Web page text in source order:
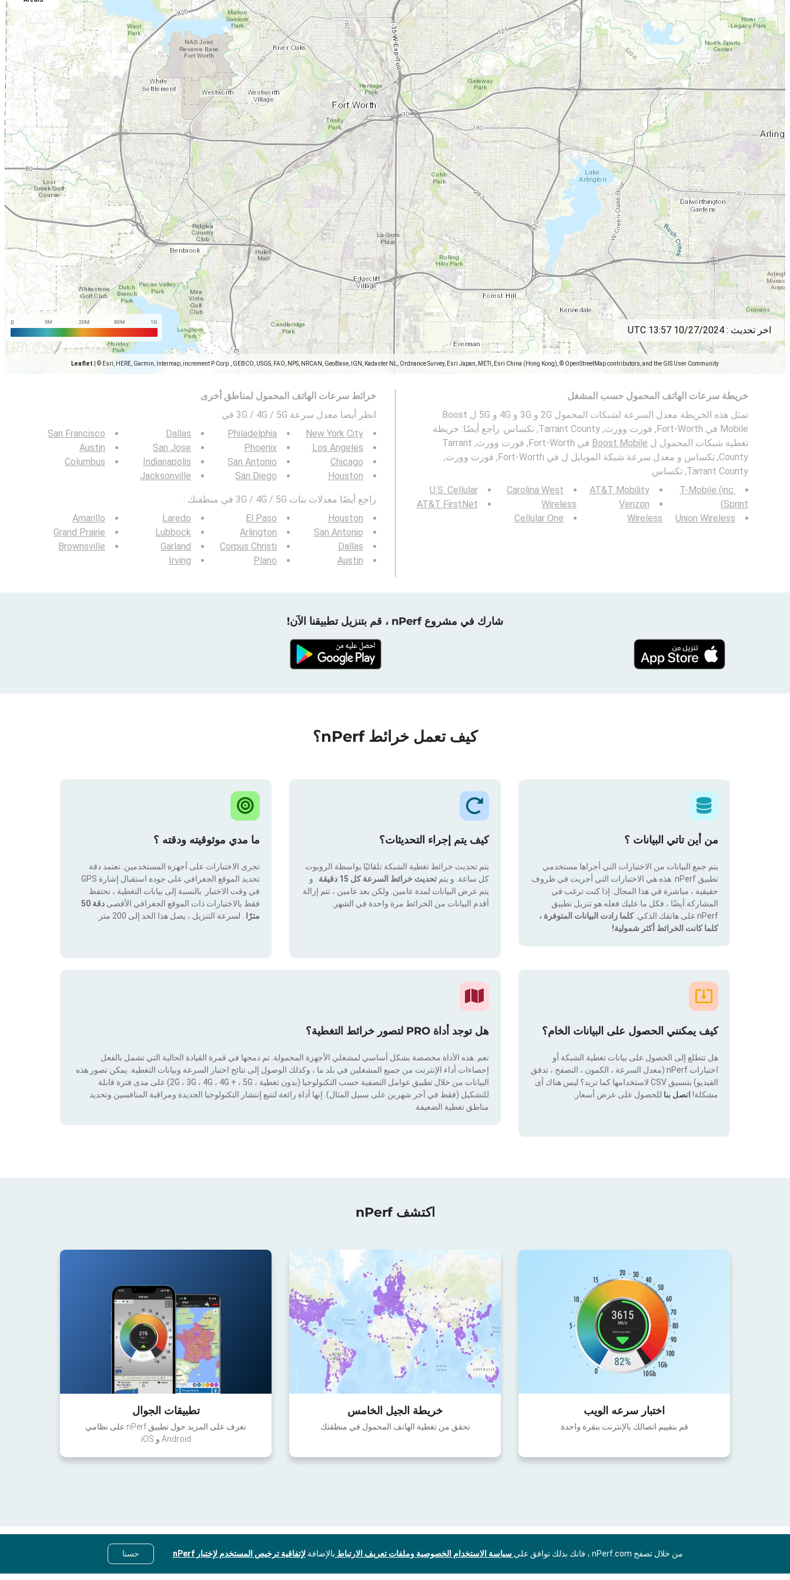
Leaflet © Esri, HERE, Garmin, Intermap, increment P Corp., GEBCO, USGS, FAO, NPS, NRCAN, GeoBase, IGN, Kadaster NL, Ordnance Survey, Esri Japan, METI, Esri China (Hong Kong), © OpenStreetMap contributors, and the GIS User Community
اخر تحديث : 10/27/2024 13:57 UTC
خريطة سرعات الهاتف المحمول حسب المشغل
تمثل هذه الخريطة معدل السرعة لشبكات المحمول 2G و 3G و 4G و 5G ل Boost
Mobile في Fort-Worth, فورت وورث, Tarrant County, تكساس. راجع أيضًا: خريطة
تغطية شبكات المحمول ل Boost Mobile
في Fort-Worth, فورت وورث, Tarrant
County, تكساس و معدل سرعة شبكة الموبايل ل في Fort-Worth, فورت وورث,
Tarrant County, تكساس.
T-Mobile (inc.
Sprint)
Union Wireless
AT&T Mobility
Verizon
Wireless
Carolina West
Wireless
Cellular One
U.S. Cellular
AT&T FirstNet
خرائط سرعات الهاتف المحمول لمناطق أخرى
انظر أيضا معدل سرعة 3G / 4G / 5G في
:
New York City
Los Angeles
Chicago
Houston
Philadelphia
Phoenix
San Antonio
San Diego
Dallas
San Jose
Indianapolis
Jacksonville
San Francisco
Austin
Columbus
راجع أيضًا معدلات بتات 3G / 4G / 5G في منطقتك :
Houston
San Antonio
Dallas
Austin
El Paso
Arlington
Corpus Christi
Plano
Laredo
Lubbock
Garland
Irving
Amarillo
Grand Prairie
Brownsville
شارك في مشروع nPerf ، قم بتنزيل تطبيقنا الآن!
كيف تعمل خرائط nPerf؟
من أين تاتي البيانات ؟
يتم جمع البيانات من الاختبارات التي أجراها مستخدمي
تطبيق nPerf. هذه هي الاختبارات التي أجريت في ظروف
حقيقية ، مباشرة في هذا المجال. إذا كنت ترغب في
المشاركة أيضًا ، فكل ما عليك فعله هو تنزيل تطبيق
nPerf على هاتفك الذكي.
كلما زادت البيانات المتوفرة ،
كلما كانت الخرائط أكثر شمولية!
كيف يتم إجراء التحديثات؟
يتم تحديث خرائط تغطية الشبكة تلقائيًا بواسطة الروبوت
كل ساعة. و يتم تحديث خرائط السرعة كل 15 دقيقة
. و
يتم عرض البيانات لمدة عامين. ولكن بعد عامين ، تتم إزالة
أقدم البيانات من الخرائط مرة واحدة في الشهر.
ما مدي موثوقيته ودقته ؟
تجرى الاختبارات على أجهزة المستخدمين. تعتمد دقة
تحديد الموقع الجغرافي على جودة استقبال إشارة GPS
في وقت الاختبار. بالنسبة إلى بيانات التغطية ، نحتفظ
فقط بالاختبارات ذات الموقع الجغرافي الأقصى
دقة 50
مترًا
. لسرعة التنزيل ، يصل هذا الحد إلى 200 متر.
كيف يمكنني الحصول على البيانات الخام؟
هل تتطلع إلى الحصول على بيانات تغطية الشبكة أو
اختبارات nPerf (معدل السرعة ، الكمون ، التصفح ، تدفق
الفيديو) بتنسيق CSV لاستخدامها كما تريد؟ ليس هناك أى
مشكلة! اتصل بنا للحصول على عرض أسعار.
هل توجد أداة PRO لتصور خرائط التغطية؟
نعم. هذه الأداة مخصصة بشكل أساسي لمشغلي الأجهزة المحمولة. تم دمجها في قمرة القيادة الحالية التي تشمل بالفعل
إحصاءات أداء الإنترنت من جميع المشغلين في بلد ما ، وكذلك الوصول إلى نتائج اختبار السرعة وبيانات التغطية. يمكن تصور هذه
البيانات من خلال تطبيق عوامل التصفية حسب التكنولوجيا (بدون تغطية ، 2G ، 3G ، 4G ، 4G + ، 5G) على مدى فترة قابلة
للتشكيل (فقط في آخر شهرين على سبيل المثال). إنها أداة رائعة لتتبع إنتشار التكنولوجيا الجديدة ومراقبة المنافسين وتحديد
مناطق تغطية الضعيفة.
اكتشف nPerf
اختبار سرعه الويب
قم بتقييم اتصالك بالإنترنت بنقرة واحدة
خريطة الجيل الخامس
تحقق من تغطية الهاتف المحمول في منطقتك
تطبيقات الجوال
تعرف على المزيد حول تطبيق nPerf على نظامي
Android و iOS
من خلال تصفح nPerf.com ، فانك بذلك توافق علي سياسة الاستخدام الخصوصية وملفات تعريف الارتباط بالإضافةلإتفاقية ترخيص المستخدم لإختبار nPerf حسنا